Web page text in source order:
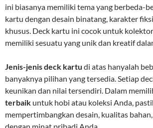
ini biasanya memiliki tema yang berbeda-
kartu dengan desain binatang, karakter
khusus. Deck kartu ini cocok untuk
memiliki sesuatu yang unik dan kreatif
Jenis-jenis deck kartu di atas hanyalah
banyaknya pilihan yang tersedia. Setiap
keunikan dan nilai tersendiri. Dalam
terbaik untuk hobi atau koleksi Anda,
mempertimbangkan desain, kualitas